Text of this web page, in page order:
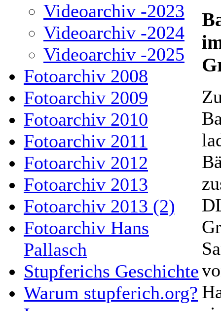
Videoarchiv -2023
Videoarchiv -2024
Videoarchiv -2025
Fotoarchiv 2008
Fotoarchiv 2009
Fotoarchiv 2010
Fotoarchiv 2011
Fotoarchiv 2012
Fotoarchiv 2013
Fotoarchiv 2013 (2)
Fotoarchiv Hans
Pallasch
Stupferichs Geschichte
Warum stupferich.org?